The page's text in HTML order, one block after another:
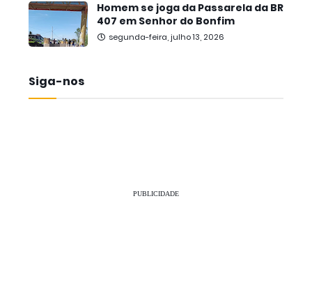
Homem se joga da Passarela da BR
407 em Senhor do Bonfim
segunda-feira, julho 13, 2026
Siga-nos
PUBLICIDADE